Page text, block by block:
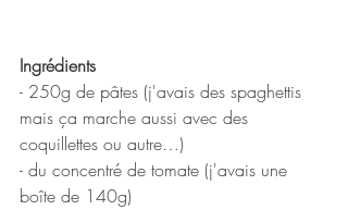
Ingrédients
- 250g de pâtes (j'avais des spaghettis
mais ça marche aussi avec des
coquillettes ou autre…)
- du concentré de tomate (j'avais une
boîte de 140g)